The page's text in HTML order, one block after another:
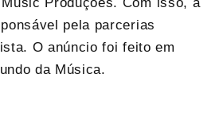
pela parcerias
O anúncio foi feito em
da Música.